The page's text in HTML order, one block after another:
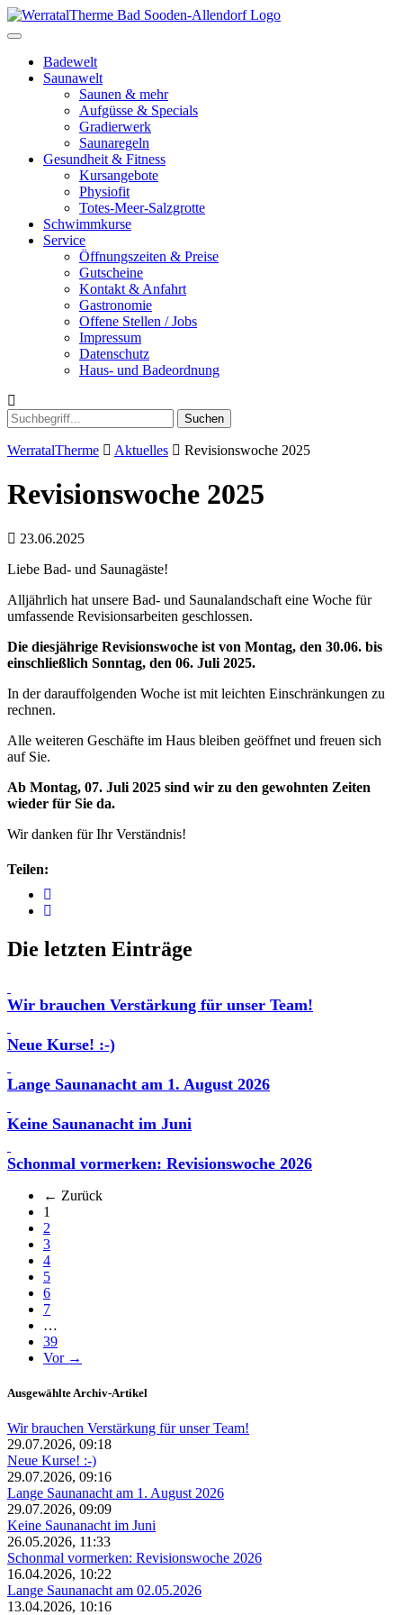
Toggle
navigationBadewelt
Saunawelt
Saunen & mehr
Aufgüsse & Specials
Gradierwerk
Saunaregeln
Gesundheit & Fitness
Kursangebote
Physiofit
Totes-Meer-Salzgrotte
Schwimmkurse
Service
Öffnungszeiten & Preise
Gutscheine
Kontakt & Anfahrt
Gastronomie
Offene Stellen / Jobs
Impressum
Datenschutz
Haus- und Badeordnung
Suchen
WerratalTherme Aktuelles Revisionswoche 2025
Revisionswoche 2025
23.06.2025
Liebe Bad- und Saunagäste!
Alljährlich hat unsere Bad- und Saunalandschaft eine Woche für
umfassende Revisionsarbeiten geschlossen.
Die diesjährige Revisionswoche ist von Montag, den 30.06. bis
einschließlich Sonntag, den 06. Juli 2025.
In der darauffolgenden Woche ist mit leichten Einschränkungen zu
rechnen.
Alle weiteren Geschäfte im Haus bleiben geöffnet und freuen sich
auf Sie.
Ab Montag, 07. Juli 2025 sind wir zu den gewohnten Zeiten
wieder für Sie da.
Wir danken für Ihr Verständnis!
Teilen:
Die letzten Einträge
Wir brauchen Verstärkung für unser Team!
Neue Kurse! :-)
Lange Saunanacht am 1. August 2026
Keine Saunanacht im Juni
Schonmal vormerken: Revisionswoche 2026
← Zurück
1
2
3
4
5
6
7
…
39
Vor →
Ausgewählte Archiv-Artikel
Wir brauchen Verstärkung für unser Team!
29.07.2026, 09:18
Neue Kurse! :-)
29.07.2026, 09:16
Lange Saunanacht am 1. August 2026
29.07.2026, 09:09
Keine Saunanacht im Juni
26.05.2026, 11:33
Schonmal vormerken: Revisionswoche 2026
16.04.2026, 10:22
Lange Saunanacht am 02.05.2026
13.04.2026, 10:16